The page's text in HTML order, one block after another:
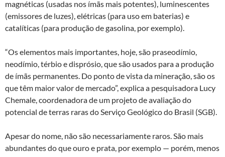
magnéticas (usadas nos ímãs mais potentes), luminescentes
(emissores de luzes), elétricas (para uso em baterias) e
catalíticas (para produção de gasolina, por exemplo).
“Os elementos mais importantes, hoje, são praseodímio,
neodímio, térbio e disprósio, que são usados para a produção
de ímãs permanentes. Do ponto de vista da mineração, são os
que têm maior valor de mercado”, explica a pesquisadora Lucy
Chemale, coordenadora de um projeto de avaliação do
potencial de terras raras do Serviço Geológico do Brasil (SGB).
Apesar do nome, não são necessariamente raros. São mais
abundantes do que ouro e prata, por exemplo — porém, menos